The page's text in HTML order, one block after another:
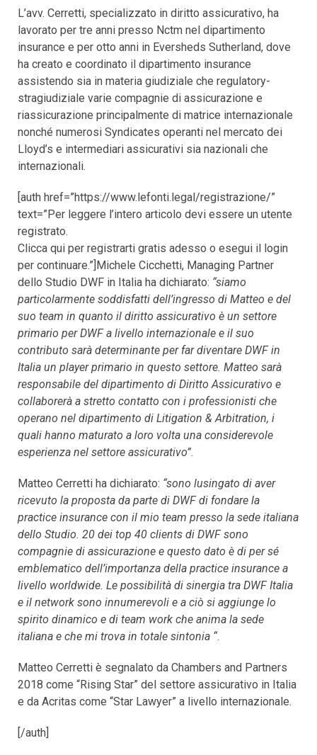
L’avv. Cerretti, specializzato in diritto assicurativo, ha
lavorato per tre anni presso Nctm nel dipartimento
insurance e per otto anni in Eversheds Sutherland, dove
ha creato e coordinato il dipartimento insurance
assistendo sia in materia giudiziale che regulatory-
stragiudiziale varie compagnie di assicurazione e
riassicurazione principalmente di matrice internazionale
nonché numerosi Syndicates operanti nel mercato dei
Lloyd’s e intermediari assicurativi sia nazionali che
internazionali.
[auth href=”https://www.lefonti.legal/registrazione/”
text=”Per leggere l’intero articolo devi essere un utente
registrato.
Clicca qui per registrarti gratis adesso o esegui il login
per continuare.”]Michele Cicchetti, Managing Partner
dello Studio DWF in Italia ha dichiarato: “siamo
particolarmente soddisfatti dell’ingresso di Matteo e del
suo team in quanto il diritto assicurativo è un settore
primario per DWF a livello internazionale e il suo
contributo sarà determinante per far diventare DWF in
Italia un player primario in questo settore. Matteo sarà
responsabile del dipartimento di Diritto Assicurativo e
collaborerà a stretto contatto con i professionisti che
operano nel dipartimento di Litigation & Arbitration, i
quali hanno maturato a loro volta una considerevole
esperienza nel settore assicurativo”.
Matteo Cerretti ha dichiarato: “sono lusingato di aver
ricevuto la proposta da parte di DWF di fondare la
practice insurance con il mio team presso la sede italiana
dello Studio. 20 dei top 40 clients di DWF sono
compagnie di assicurazione e questo dato è di per sé
emblematico dell’importanza della practice insurance a
livello worldwide. Le possibilità di sinergia tra DWF Italia
e il network sono innumerevoli e a ciò si aggiunge lo
spirito dinamico e di team work che anima la sede
italiana e che mi trova in totale sintonia “.
Matteo Cerretti è segnalato da Chambers and Partners
2018 come “Rising Star” del settore assicurativo in Italia
e da Acritas come “Star Lawyer” a livello internazionale.
[/auth]